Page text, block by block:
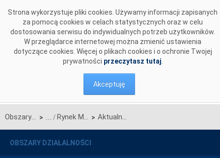
Strona wykorzystuje pliki cookies. Używamy informacji zapisanych
za pomocą cookies w celach statystycznych oraz w celu
dostosowania serwisu do indywidualnych potrzeb użytkowników.
W przeglądarce internetowej można zmienić ustawienia
dotyczące cookies. Więcej o plikach cookies i o ochronie Twojej
prywatności przeczytasz tutaj
Akceptuję
Obszary działalności > Rynek Mocy > Aktualności Rynku Mocy
OBSZARY DZIAŁALNOŚCI